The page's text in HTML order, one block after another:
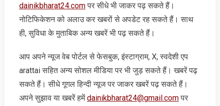
dainikbharat24.comपर सीधे भी जाकर पढ़ सकते हैं।
नोटिफिकेशन को अलाउ कर खबरों से अपडेट रह सकते हैं। साथ
ही, सुविधा के मुताबिक अन्‍य खबरें भी पढ़ सकते हैं।
आप अपने न्‍यूज वेब पोर्टल से फेसबुक, इंस्‍टाग्राम, X, स्‍वदेशी एप
arattai सहित अन्‍य सोशल मीडिया पर भी जुड़ सकते हैं। खबरें पढ़
सकते हैं। सीधे गूगल हिन्‍दी न्‍यूज पर जाकर खबरें पढ़ सकते हैं।
अपने सुझाव या खबरें हमेंdainikbharat24@gmail.comपर